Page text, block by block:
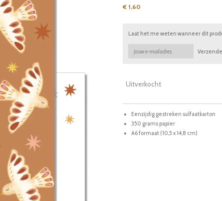
€ 1,60
Laat het me weten wanneer dit
Uitverkocht
Eenzijdig gestreken sulfaatkarton
350 grams papier
A6 formaat (10,5 x 14,8 cm)